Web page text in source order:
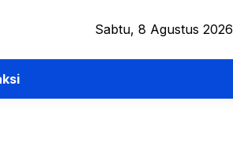
Sabtu, 8 Agustus 2026